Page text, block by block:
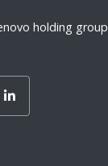
holding group